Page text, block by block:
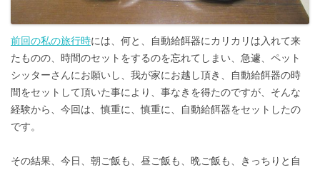
前回の私の旅行時には、何と、自動給餌器にカリカリは入れて来
たものの、時間のセットをするのを忘れてしまい、急遽、ペット
シッターさんにお願いし、我が家にお越し頂き、自動給餌器の時
間をセットして頂いた事により、事なきを得たのですが、そんな
経験から、今回は、慎重に、慎重に、自動給餌器をセットしたの
です。
その結果、今日、朝ご飯も、昼ご飯も、晩ご飯も、きっちりと自